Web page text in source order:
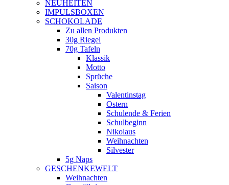
NEUHEITEN
IMPULSBOXEN
SCHOKOLADE
Zu allen Produkten
30g Riegel
70g Tafeln
Klassik
Motto
Sprüche
Saison
Valentinstag
Ostern
Schulende & Ferien
Schulbeginn
Nikolaus
Weihnachten
Silvester
5g Naps
GESCHENKEWELT
Weihnachten